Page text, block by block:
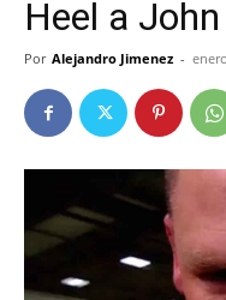
Heel a
Por Alejandro Jimenez -